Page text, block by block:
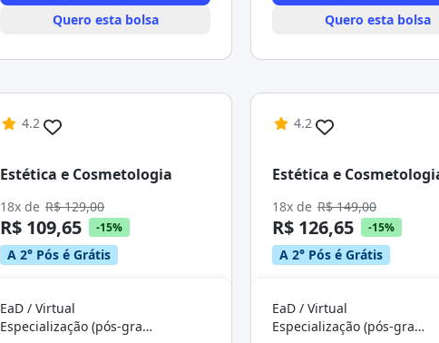
Quero esta bolsa
Quero esta bolsa
4.2
Estética e Cosmetologia
18x de R$ 129,00
R$ 109,65 -15%
A 2° Pós é Grátis
EaD / Virtual
Especialização (pós-graduação)
4.2
Estética e
18x de R$ 149,00
R$ 126,65 -15%
A 2° Pós é Grátis
EaD / Virtual
Especialização (pós-graduação)